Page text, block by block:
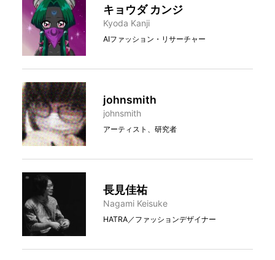
キョウダ カンジ
Kyoda Kanji
AIファッション・リサーチャー
johnsmith
johnsmith
アーティスト、研究者
長見佳祐
Nagami Keisuke
HATRA／ファッションデザイナー